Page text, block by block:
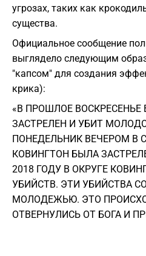
угрозах, таких как
существа.
Официальное сообщение
выглядело следующим
"капсом" для создания
крика):
«В ПРОШЛОЕ ВОСКРЕСЕНЬЕ
ЗАСТРЕЛЕН И УБИТ
ПОНЕДЕЛЬНИК ВЕЧЕРОМ В
КОВИНГТОН БЫЛА
2018 ГОДУ В ОКРУГЕ
УБИЙСТВ. ЭТИ УБИЙСТВА
МОЛОДЕЖЬЮ. ЭТО
ОТВЕРНУЛИСЬ ОТ БОГА И